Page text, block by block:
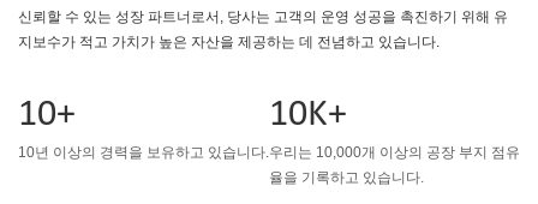
신뢰할 수 있는 성장 파트너로서, 당사는 고객의 운영 성공을 촉진하기 위해 유
지보수가 적고 가치가 높은 자산을 제공하는 데 전념하고 있습니다.
10+
10년 이상의 경력을 보유하고 있습니다.
10K+
우리는 10,000개 이상의 공장 부지 점유
율을 기록하고 있습니다.